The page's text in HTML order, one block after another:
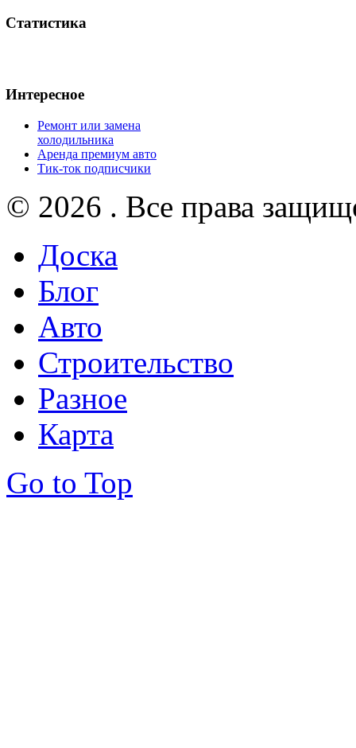
Статистика
Интересное
Ремонт или замена
холодильника
Аренда премиум авто
Тик-ток подписчики
© 2026 . Все права
Доска
Блог
Авто
Строительство
Разное
Карта
Go to Top